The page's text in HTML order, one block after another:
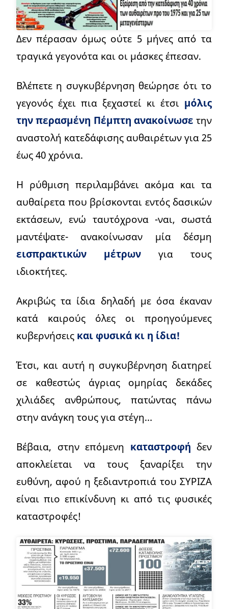
Δεν πέρασαν όμως ούτε 5 μήνες από τα
τραγικά γεγονότα και οι μάσκες έπεσαν.
Βλέπετε η συγκυβέρνηση θεώρησε ότι το
γεγονός έχει πια ξεχαστεί κι έτσι μόλις
την περασμένη Πέμπτη ανακοίνωσε την
αναστολή κατεδάφισης αυθαιρέτων για 25
έως 40 χρόνια.
Η ρύθμιση περιλαμβάνει ακόμα και τα
αυθαίρετα που βρίσκονται εντός δασικών
εκτάσεων, ενώ ταυτόχρονα -ναι, σωστά
μαντέψατε- ανακοίνωσαν μία δέσμη
εισπρακτικών μέτρων για τους
ιδιοκτήτες.
Ακριβώς τα ίδια δηλαδή με όσα έκαναν
κατά καιρούς όλες οι προηγούμενες
κυβερνήσεις και φυσικά κι η ίδια!
Έτσι, και αυτή η συγκυβέρνηση διατηρεί
σε καθεστώς άγριας ομηρίας δεκάδες
χιλιάδες ανθρώπους, πατώντας πάνω
στην ανάγκη τους για στέγη…
Βέβαια, στην επόμενη καταστροφή δεν
αποκλείεται να τους ξαναρίξει την
ευθύνη, αφού η ξεδιαντροπιά του ΣΥΡΙΖΑ
είναι πιο επικίνδυνη κι από τις φυσικές
καταστροφές!